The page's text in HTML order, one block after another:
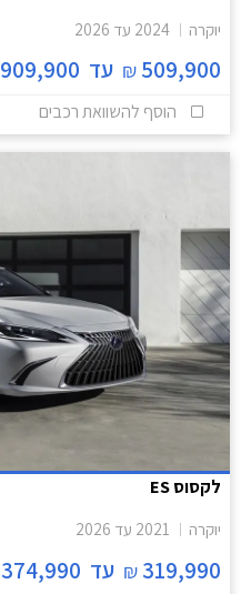
יוקרה 2024 עד 2026
509,900
₪ עד 909,900
הוסף להשוואת רכבים
לקסוס ES
יוקרה 2021 עד 2026
319,990
₪ עד 374,990